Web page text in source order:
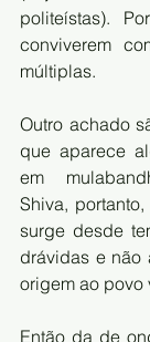
politeístas).
conviverem
múltiplas.
Outro achado
que aparece
em
Shiva,
surge desde
drávidas e não
origem ao povo
Então da de